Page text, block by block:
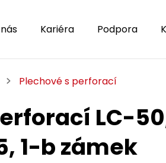
Kariéra Podpora
Plechové s perforací
LC-
1-b zámek